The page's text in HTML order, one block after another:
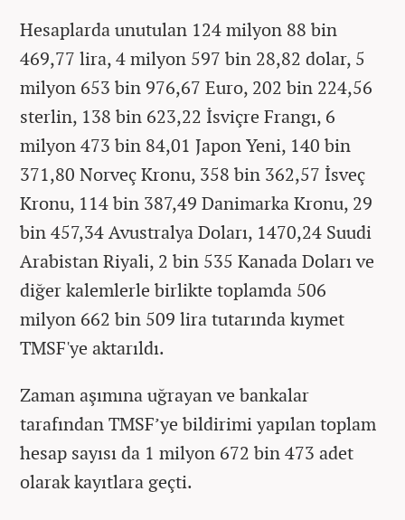
Hesaplarda unutulan 124 milyon 88 bin
469,77 lira, 4 milyon 597 bin 28,82 dolar, 5
milyon 653 bin 976,67 Euro, 202 bin 224,56
sterlin, 138 bin 623,22 İsviçre Frangı, 6
milyon 473 bin 84,01 Japon Yeni, 140 bin
371,80 Norveç Kronu, 358 bin 362,57 İsveç
Kronu, 114 bin 387,49 Danimarka Kronu, 29
bin 457,34 Avustralya Doları, 1470,24 Suudi
Arabistan Riyali, 2 bin 535 Kanada Doları ve
diğer kalemlerle birlikte toplamda 506
milyon 662 bin 509 lira tutarında kıymet
TMSF'ye aktarıldı.
Zaman aşımına uğrayan ve bankalar
tarafından TMSF’ye bildirimi yapılan toplam
hesap sayısı da 1 milyon 672 bin 473 adet
olarak kayıtlara geçti.